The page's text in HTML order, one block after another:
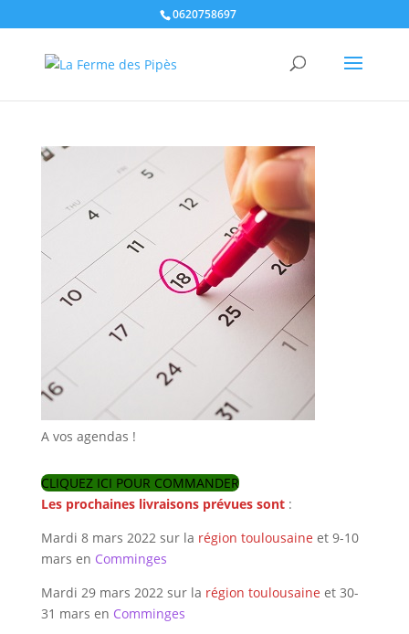
0620758697
A vos agendas !
CLIQUEZ ICI POUR COMMANDER
Les prochaines livraisons prévues sont :
Mardi 8 mars 2022 sur la région toulousaine et 9-10
mars en Comminges
Mardi 29 mars 2022 sur la région toulousaine et 30-
31 mars en Comminges